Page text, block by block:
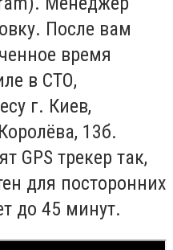
После вам
время
в СТО,
г. Киев,
13б.
GPS трекер так,
для посторонних
до 45 минут.